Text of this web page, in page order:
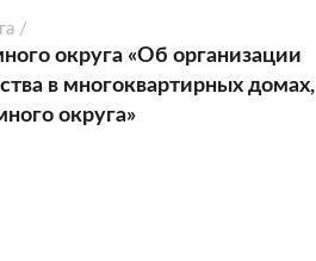
/
округа «Об организации
в многоквартирных домах,
округа»